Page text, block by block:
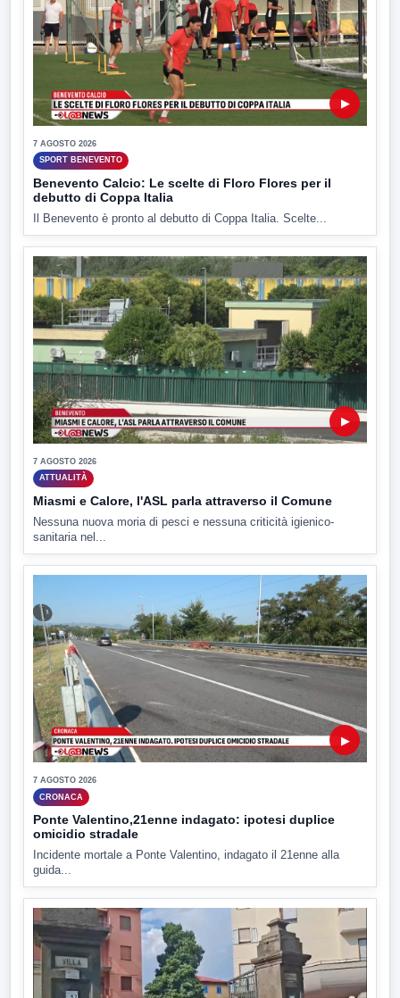
▶
7 AGOSTO 2026
SPORT BENEVENTO
Benevento Calcio: Le scelte di Floro Flores per il
debutto di Coppa Italia
Il Benevento è pronto al debutto di Coppa Italia. Scelte...
▶
7 AGOSTO 2026
ATTUALITÀ
Miasmi e Calore, l'ASL parla attraverso il Comune
Nessuna nuova moria di pesci e nessuna criticità igienico-
sanitaria nel...
▶
7 AGOSTO 2026
CRONACA
Ponte Valentino,21enne indagato: ipotesi duplice
omicidio stradale
Incidente mortale a Ponte Valentino, indagato il 21enne alla
guida...